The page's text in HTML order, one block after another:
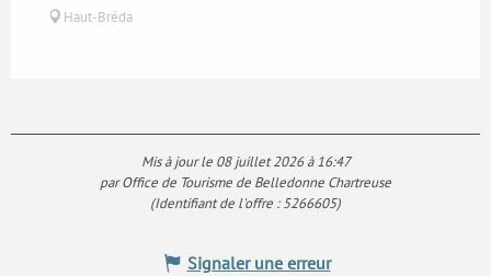
Haut-Bréda
Mis à jour le 08 juillet 2026 à 16:47
par Office de Tourisme de Belledonne Chartreuse
(Identifiant de l'offre :5266605)
Signaler une erreur